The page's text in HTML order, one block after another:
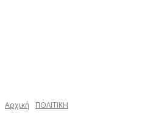
Αρχική ΠΟΛΙΤΙΚΗ